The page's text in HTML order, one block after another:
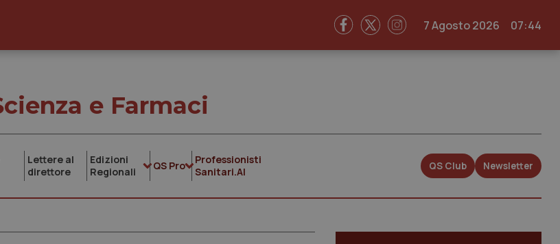
7 Agosto 2026 07:44
e Farmaci
Lettere al
direttore
Edizioni
Regionali
QS Pro
Professionisti
Sanitari.AI
QS Club Newsletter